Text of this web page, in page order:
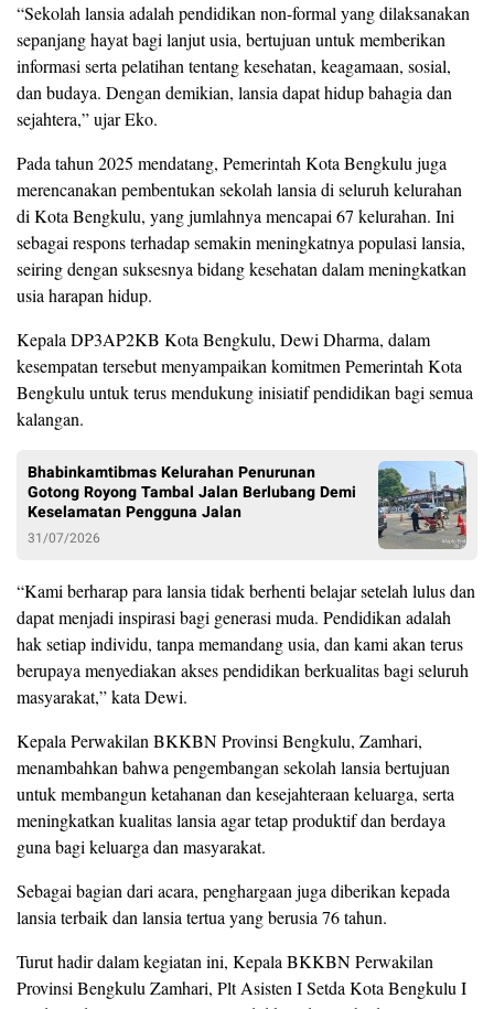
“Sekolah lansia adalah pendidikan non-formal yang dilaksanakan
sepanjang hayat bagi lanjut usia, bertujuan untuk memberikan
informasi serta pelatihan tentang kesehatan, keagamaan, sosial,
dan budaya. Dengan demikian, lansia dapat hidup bahagia dan
sejahtera,” ujar Eko.
Pada tahun 2025 mendatang, Pemerintah Kota Bengkulu juga
merencanakan pembentukan sekolah lansia di seluruh kelurahan
di Kota Bengkulu, yang jumlahnya mencapai 67 kelurahan. Ini
sebagai respons terhadap semakin meningkatnya populasi lansia,
seiring dengan suksesnya bidang kesehatan dalam meningkatkan
usia harapan hidup.
Kepala DP3AP2KB Kota Bengkulu, Dewi Dharma, dalam
kesempatan tersebut menyampaikan komitmen Pemerintah Kota
Bengkulu untuk terus mendukung inisiatif pendidikan bagi semua
kalangan.
Bhabinkamtibmas Kelurahan Penurunan
Gotong Royong Tambal Jalan Berlubang Demi
Keselamatan Pengguna Jalan
31/07/2026
“Kami berharap para lansia tidak berhenti belajar setelah lulus dan
dapat menjadi inspirasi bagi generasi muda. Pendidikan adalah
hak setiap individu, tanpa memandang usia, dan kami akan terus
berupaya menyediakan akses pendidikan berkualitas bagi seluruh
masyarakat,” kata Dewi.
Kepala Perwakilan BKKBN Provinsi Bengkulu, Zamhari,
menambahkan bahwa pengembangan sekolah lansia bertujuan
untuk membangun ketahanan dan kesejahteraan keluarga, serta
meningkatkan kualitas lansia agar tetap produktif dan berdaya
guna bagi keluarga dan masyarakat.
Sebagai bagian dari acara, penghargaan juga diberikan kepada
lansia terbaik dan lansia tertua yang berusia 76 tahun.
Turut hadir dalam kegiatan ini, Kepala BKKBN Perwakilan
Provinsi Bengkulu Zamhari, Plt Asisten I Setda Kota Bengkulu I